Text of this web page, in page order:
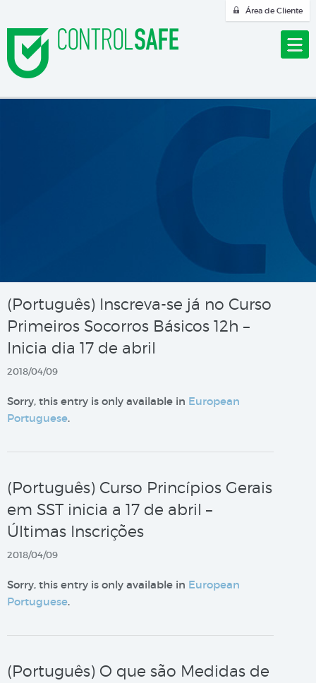
Área de Cliente
(Português) Inscreva-se já no Curso
Primeiros Socorros Básicos 12h –
Inicia dia 17 de abril
2018/04/09
Sorry, this entry is only available in European
Portuguese.
(Português) Curso Princípios Gerais
em SST inicia a 17 de abril –
Últimas Inscrições
2018/04/09
Sorry, this entry is only available in European
Portuguese.
(Português) O que são Medidas de